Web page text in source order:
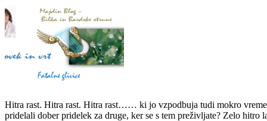
Hitra rast. Hitra rast. Hitra rast…… ki jo vzpodbuja tudi mokro
pridelali dober pridelek za druge, ker se s tem preživljate? Zelo